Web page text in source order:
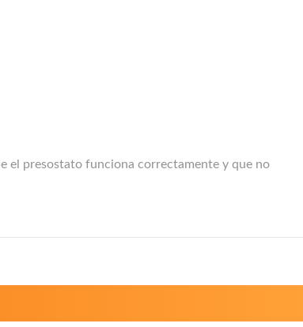
el presostato funciona correctamente y que no